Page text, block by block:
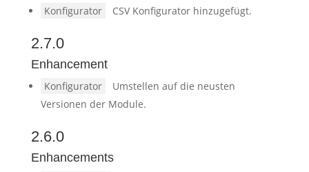
Konfigurator
CSV Konfigurator hinzugefügt.
2.7.0
Enhancement
Konfigurator
Umstellen auf die neusten
Versionen der Module.
2.6.0
Enhancements